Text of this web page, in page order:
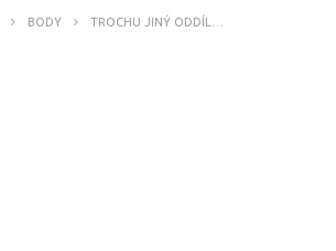
BODY TROCHU JINÝ ODDÍL…